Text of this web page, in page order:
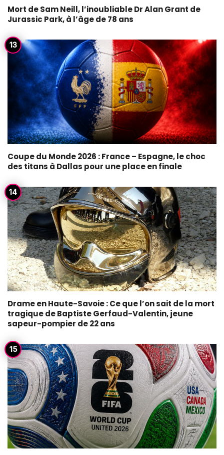
Mort de Sam Neill, l’inoubliable Dr Alan Grant de
Jurassic Park, à l’âge de 78 ans
Coupe du Monde 2026 : France – Espagne, le choc
des titans à Dallas pour une place en finale
Drame en Haute-Savoie : Ce que l’on sait de la mort
tragique de Baptiste Gerfaud-Valentin, jeune
sapeur-pompier de 22 ans